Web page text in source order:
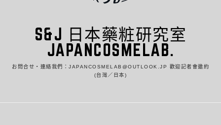
S&J 日本藥粧研究室
JAPANCOSMELAB.
お問合せ・連絡我們：JAPANCOSMELAB@OUTLOOK.JP 歡迎記者會邀約
(台灣／日本)